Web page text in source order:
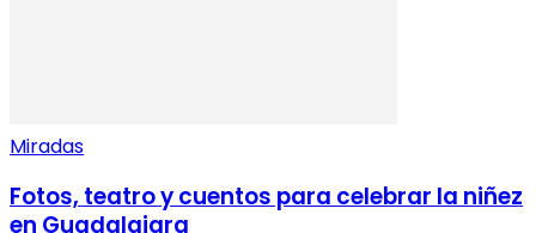
Miradas
Fotos, teatro y cuentos para celebrar la niñez
en Guadalajara